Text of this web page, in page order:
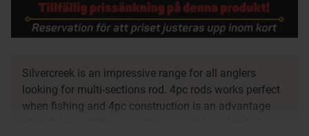
Silvercreek is an impressive range for all anglers
looking for multi-sections rod. 4pc rods works perfect
when fishing and 4pc construction is an advantage